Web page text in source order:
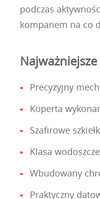
podczas
kompanem na co
Precyzyjny
Koperta
Szafirowe
Klasa
Wbudowany
Praktyczny